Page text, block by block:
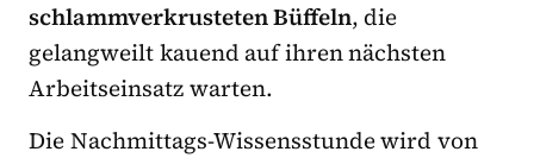
schlammverkrusteten Büffeln, die
gelangweilt kauend auf ihren nächsten
Arbeitseinsatz warten.
Die Nachmittags-Wissensstunde wird von